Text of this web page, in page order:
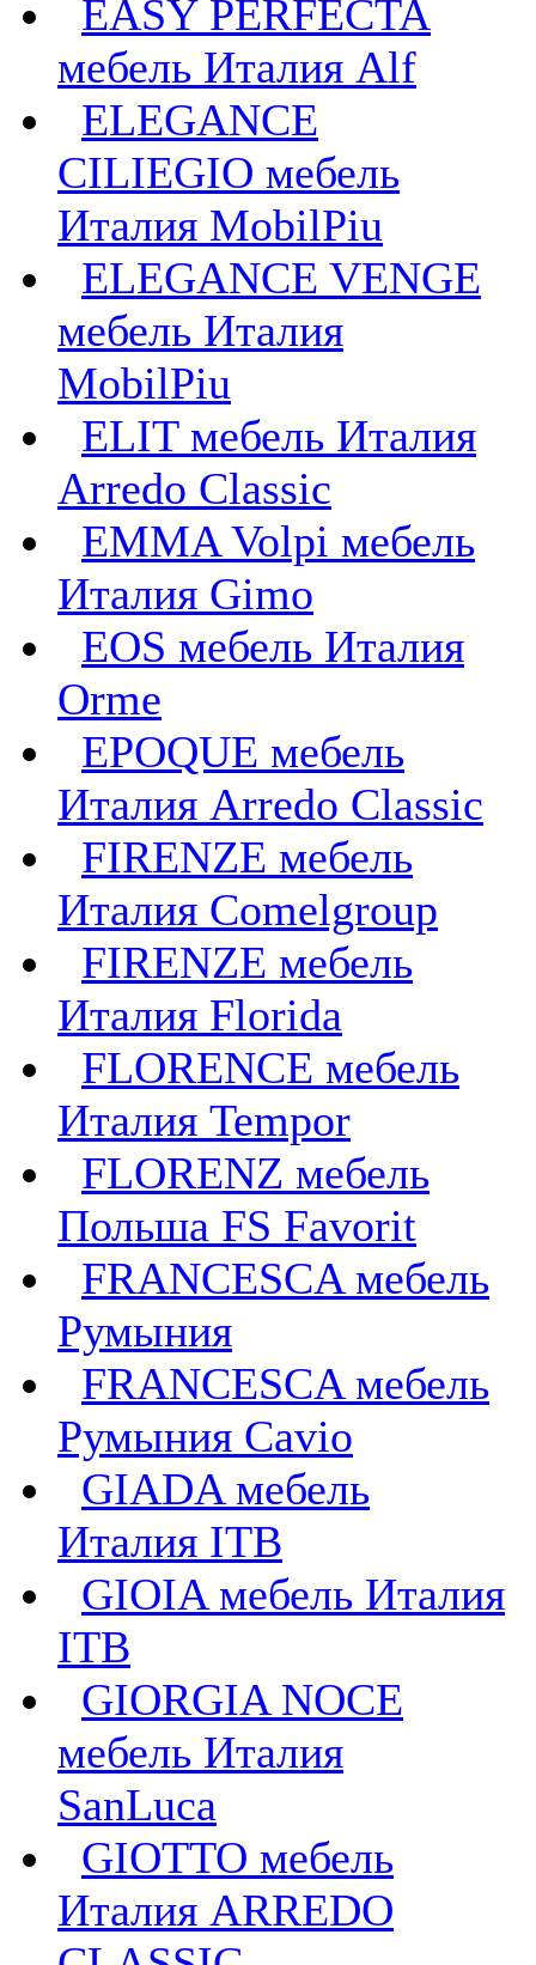
EASY PERFECTA
мебель Италия Alf
ELEGANCE
CILIEGIO мебель
Италия MobilPiu
ELEGANCE VENGE
мебель Италия
MobilPiu
ELIT мебель Италия
Arredo Classic
EMMA Volpi мебель
Италия Gimo
EOS мебель Италия
Orme
EPOQUE мебель
Италия Arredo Classic
FIRENZE мебель
Италия Comelgroup
FIRENZE мебель
Италия Florida
FLORENCE мебель
Италия Tempor
FLORENZ мебель
Польша FS Favorit
FRANCESCA мебель
Румыния
FRANCESCA мебель
Румыния Cavio
GIADA мебель
Италия ITB
GIOIA мебель Италия
ITB
GIORGIA NOCE
мебель Италия
SanLuca
GIOTTO мебель
Италия ARREDO